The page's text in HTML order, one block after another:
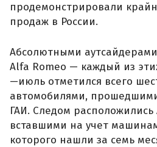
продемонстрировали
продаж в России.
Абсолютными
Alfa Romeo — каждый из
—июль отметился всего
автомобилями,
ГАИ. Следом расположились
вставшими на учет
которого нашли за семь